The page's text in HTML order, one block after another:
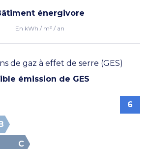
énergivore
En kWh / m² / an
de gaz à effet de serre (GES)
émission de GES
6
C